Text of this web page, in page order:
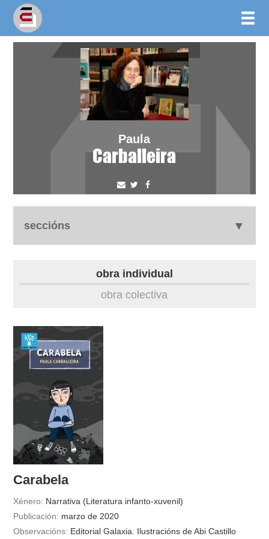
Paula
Carballeira
seccións
videoteca
outros docs
obra individual
obra colectiva
Carabela
Xénero: Narrativa (Literatura infanto-xuvenil)
Publicación: marzo de 2020
Observacións: Editorial Galaxia. Ilustracións de Abi Castillo